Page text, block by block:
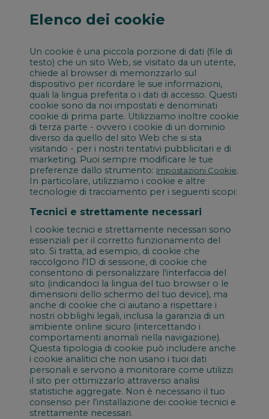
Elenco dei cookie
Un cookie è una piccola porzione di dati (file di
testo) che un sito Web, se visitato da un utente,
chiede al browser di memorizzarlo sul
dispositivo per ricordare le sue informazioni,
quali la lingua preferita o i dati di accesso. Questi
cookie sono da noi impostati e denominati
cookie di prima parte. Utilizziamo inoltre cookie
di terza parte - ovvero i cookie di un dominio
diverso da quello del sito Web che si sta
visitando - per i nostri tentativi pubblicitari e di
marketing. Puoi sempre modificare le tue
preferenze dallo strumento: Impostazioni Cookie.
In particolare, utilizziamo i cookie e altre
tecnologie di tracciamento per i seguenti scopi:
Tecnici e strettamente necessari
I cookie tecnici e strettamente necessari sono
essenziali per il corretto funzionamento del
sito. Si tratta, ad esempio, di cookie che
raccolgono l'ID di sessione, di cookie che
consentono di personalizzare l'interfaccia del
sito (indicandoci la lingua del tuo browser o le
dimensioni dello schermo del tuo device), ma
anche di cookie che ci aiutano a rispettare i
nostri obblighi legali, inclusa la garanzia di un
ambiente online sicuro (intercettando i
comportamenti anomali nella navigazione).
Questa tipologia di cookie può includere anche
i cookie analitici che non usano i tuoi dati
personali e servono a monitorare come utilizzi
il sito per ottimizzarlo attraverso analisi
statistiche aggregate. Non è necessario il tuo
consenso per l’installazione dei cookie tecnici e
strettamente necessari.